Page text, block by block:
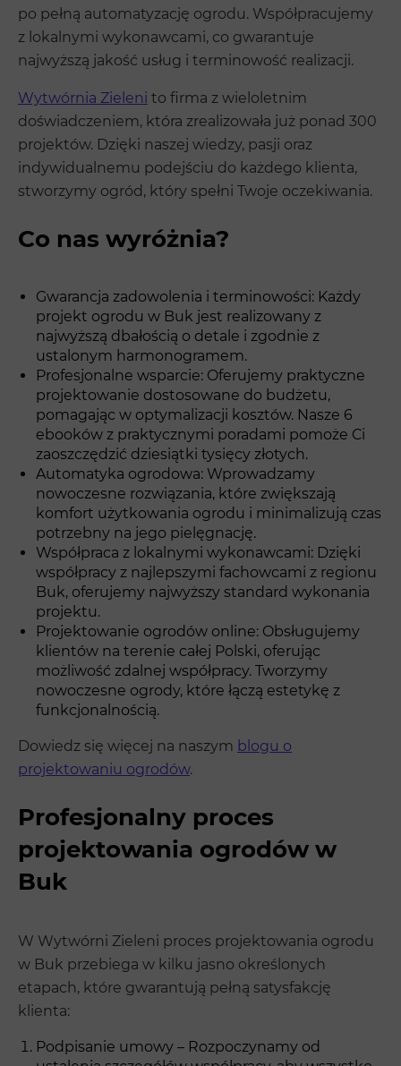
po pełną automatyzację ogrodu. Współpracujemy
z lokalnymi wykonawcami, co gwarantuje
najwyższą jakość usług i terminowość realizacji.
Wytwórnia Zieleni to firma z wieloletnim
doświadczeniem, która zrealizowała już ponad 300
projektów. Dzięki naszej wiedzy, pasji oraz
indywidualnemu podejściu do każdego klienta,
stworzymy ogród, który spełni Twoje oczekiwania.
Co nas wyróżnia?
Gwarancja zadowolenia i terminowości: Każdy
projekt ogrodu w Buk jest realizowany z
najwyższą dbałością o detale i zgodnie z
ustalonym harmonogramem.
Profesjonalne wsparcie: Oferujemy praktyczne
projektowanie dostosowane do budżetu,
pomagając w optymalizacji kosztów. Nasze 6
ebooków z praktycznymi poradami pomoże Ci
zaoszczędzić dziesiątki tysięcy złotych.
Automatyka ogrodowa: Wprowadzamy
nowoczesne rozwiązania, które zwiększają
komfort użytkowania ogrodu i minimalizują czas
potrzebny na jego pielęgnację.
Współpraca z lokalnymi wykonawcami: Dzięki
współpracy z najlepszymi fachowcami z regionu
Buk, oferujemy najwyższy standard wykonania
projektu.
Projektowanie ogrodów online: Obsługujemy
klientów na terenie całej Polski, oferując
możliwość zdalnej współpracy. Tworzymy
nowoczesne ogrody, które łączą estetykę z
funkcjonalnością.
Dowiedz się więcej na naszym blogu o
projektowaniu ogrodów.
Profesjonalny proces
projektowania ogrodów w
Buk
W Wytwórni Zieleni proces projektowania ogrodu
w Buk przebiega w kilku jasno określonych
etapach, które gwarantują pełną satysfakcję
klienta:
Podpisanie umowy – Rozpoczynamy od